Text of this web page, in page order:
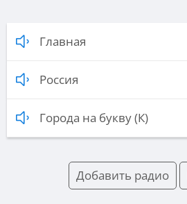
Главная
Россия
Города на букву (К)
Добавить радио